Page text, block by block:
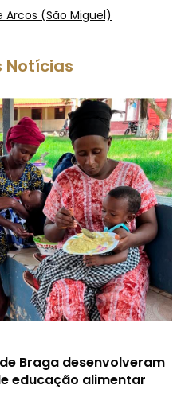
Arcos (São Miguel)
Notícias
Braga desenvolveram
educação alimentar